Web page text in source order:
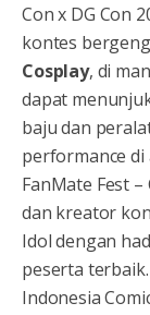
Con x DG Con
kontes
Cosplay, di
dapat
baju dan
performance di
FanMate Fest
dan kreator
Idol dengan
peserta
Indonesia